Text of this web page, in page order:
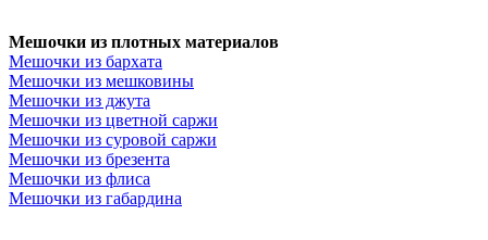
Мешочки из плотных материалов
Мешочки из бархата
Мешочки из мешковины
Мешочки из джута
Мешочки из цветной саржи
Мешочки из суровой саржи
Мешочки из брезента
Мешочки из флиса
Мешочки из габардина